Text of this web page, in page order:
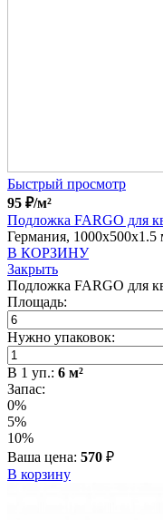
Быстрый просмотр
95 ₽/м²
Подложка FARGO для
Германия, 1000x500x1.5
В КОРЗИНУ
Закрыть
Подложка FARGO для
Площадь:
Нужно упаковок:
В 1 уп.: 6 м²
Запас:
0%
5%
10%
Ваша цена: 570 ₽
В корзину